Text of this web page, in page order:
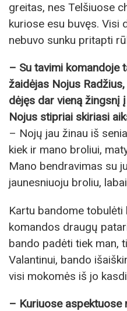
greitas, nes Telšiuose
kuriose esu buvęs. Visi
nebuvo sunku pritapti
– Su tavimi komandoje
žaidėjas Nojus
dėjęs dar vieną žingsnį
Nojus stipriai skiriasi
– Nojų jau žinau iš
kiek ir mano broliui,
Mano bendravimas su
jaunesniuoju broliu,
Kartu bandome
komandos draugų
bando padėti tiek man,
Valantinui, bando
visi mokomės iš jo
– Kuriuose aspektuose